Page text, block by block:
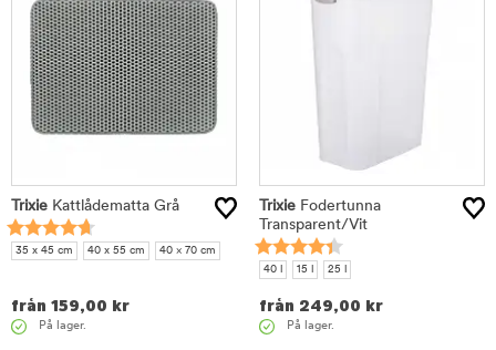
Trixie Kattlådematta Grå
35 x 45 cm 40 x 55 cm 40 × 70 cm
från 159,00 kr
På lager.
Trixie Fodertunna
Transparent/Vit
40 l 15 l 25 l
från 249,00 kr
På lager.